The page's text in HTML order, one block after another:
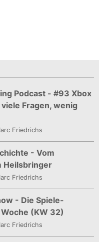
Podcast - #93 Xbox
Fragen, wenig
Friedrichs
- Vom
Heilsbringer
Friedrichs
- Die Spiele-
(KW 32)
Friedrichs